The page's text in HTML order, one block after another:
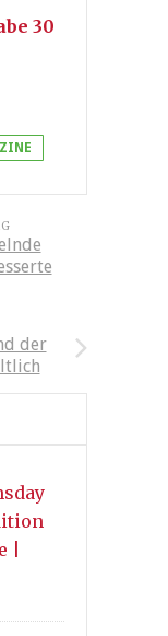
30
der
|